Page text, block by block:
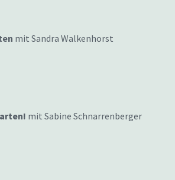
mit Sandra Walkenhorst
mit Sabine Schnarrenberger